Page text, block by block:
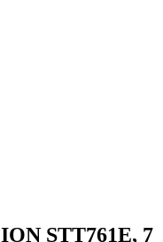
STT761E, 7